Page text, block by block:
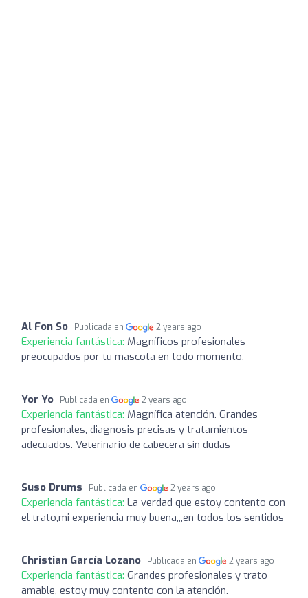
Al Fon So Publicada en 2 years ago
Experiencia fantástica: Magníficos profesionales
preocupados por tu mascota en todo momento.
Yor Yo Publicada en 2 years ago
Experiencia fantástica: Magnífica atención. Grandes
profesionales, diagnosis precisas y tratamientos
adecuados. Veterinario de cabecera sin dudas
Suso Drums Publicada en 2 years ago
Experiencia fantástica: La verdad que estoy contento con
el trato,mi experiencia muy buena,,,en todos los sentidos
Christian García Lozano Publicada en 2 years ago
Experiencia fantástica: Grandes profesionales y trato
amable, estoy muy contento con la atención.